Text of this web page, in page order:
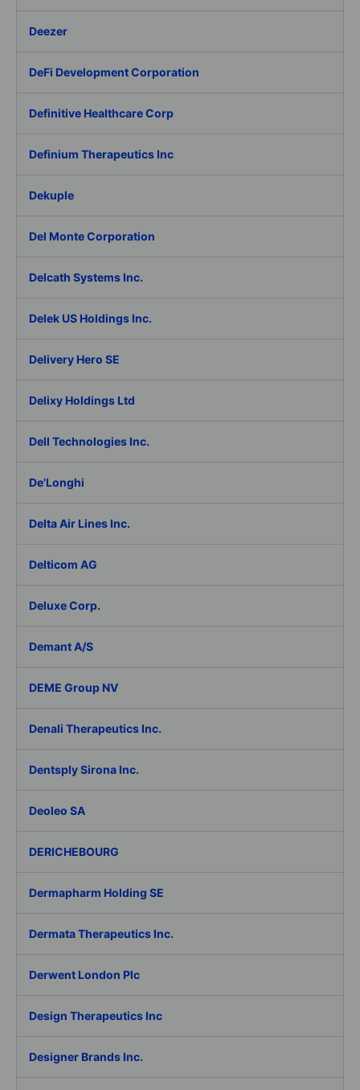
Deezer
DeFi Development Corporation
Definitive Healthcare Corp
Definium Therapeutics Inc
Dekuple
Del Monte Corporation
Delcath Systems Inc.
Delek US Holdings Inc.
Delivery Hero SE
Delixy Holdings Ltd
Dell Technologies Inc.
De'Longhi
Delta Air Lines Inc.
Delticom AG
Deluxe Corp.
Demant A/S
DEME Group NV
Denali Therapeutics Inc.
Dentsply Sirona Inc.
Deoleo SA
DERICHEBOURG
Dermapharm Holding SE
Dermata Therapeutics Inc.
Derwent London Plc
Design Therapeutics Inc
Designer Brands Inc.